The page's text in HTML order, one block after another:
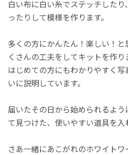
白い布に白い糸でステッチした
ったりして模様を作ります。
多くの方にかんたん！楽しい！
くさんの工夫をしてキットを作り
はじめての方にもわかりやすく
いに説明しています。
届いたその日から始められるよ
て見つけた、使いやすい道具を入
さあ一緒にあこがれのホワイト